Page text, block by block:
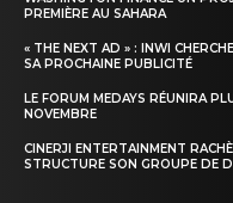
PREMIÈRE AU SAHARA
« THE NEXT AD » : INWI
SA PROCHAINE PUBLICITÉ
LE FORUM MEDAYS RÉUNIRA
NOVEMBRE
CINERJI ENTERTAINMENT
STRUCTURE SON GROUPE DE